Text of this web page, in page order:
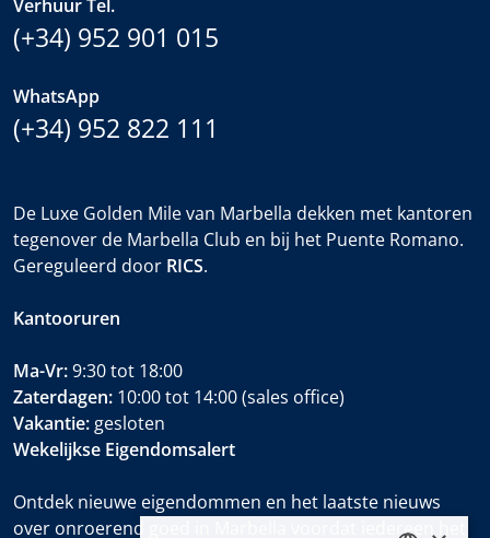
Verhuur Tel.
(+34) 952 901 015
WhatsApp
(+34) 952 822 111
De Luxe Golden Mile van Marbella dekken met kantoren
tegenover de Marbella Club en bij het Puente Romano.
Gereguleerd door RICS.
Kantooruren
Ma-Vr:9:30 tot 18:00
Zaterdagen: 10:00 tot 14:00 (sales office)
Vakantie: gesloten
Wekelijkse Eigendomsalert
Ontdek nieuwe eigendommen en het laatste nieuws
over onroerend goed in Marbella voordat iedereen het